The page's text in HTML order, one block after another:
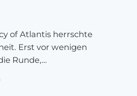
of Atlantis herrschte
Erst vor wenigen
Runde,…